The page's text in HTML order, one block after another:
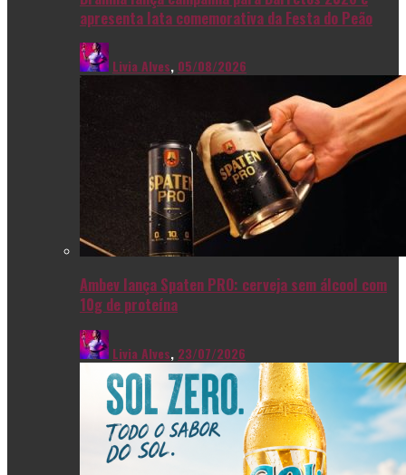
apresenta lata comemorativa da Festa do Peão
Livia Alves, 05/08/2026
Ambev lança Spaten PRO: cerveja sem álcool com
10g de proteína
Livia Alves, 23/07/2026